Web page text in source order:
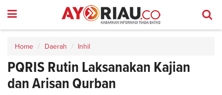
Home Daerah Inhil
PQRIS Rutin Laksanakan Kajian
dan Arisan Qurban